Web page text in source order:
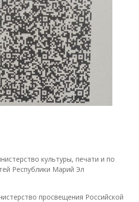
культуры, печати и по
Республики Марий Эл
просвещения Российской